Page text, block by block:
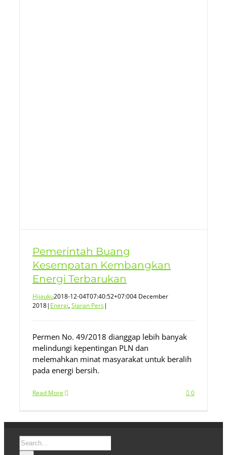
Pemerintah Buang
Kesempatan Kembangkan
Energi Terbarukan
Hijauku2018-12-04T07:40:52+07:004 December
2018| Energi,Siaran Pers|
Permen No. 49/2018 dianggap lebih banyak
melindungi kepentingan PLN dan
melemahkan minat masyarakat untuk beralih
pada energi bersih.
Read More 0
Search
for: